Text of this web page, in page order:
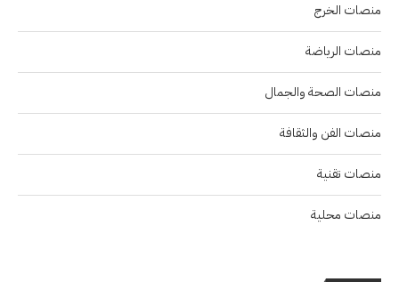
منصات الخرج
منصات الرياضة
منصات الصحة والجمال
منصات الفن والثقافة
منصات تقنية
منصات محلية